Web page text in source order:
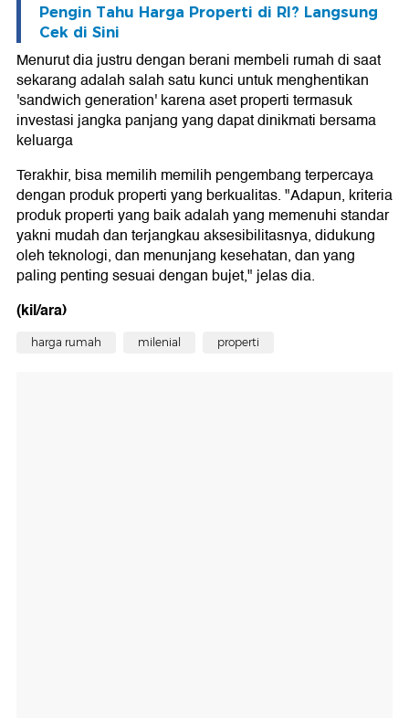
Pengin Tahu Harga Properti di RI? Langsung
Cek di Sini
Menurut dia justru dengan berani membeli rumah di saat
sekarang adalah salah satu kunci untuk menghentikan
'sandwich generation' karena aset properti termasuk
investasi jangka panjang yang dapat dinikmati bersama
keluarga
Terakhir, bisa memilih memilih pengembang terpercaya
dengan produk properti yang berkualitas. "Adapun, kriteria
produk properti yang baik adalah yang memenuhi standar
yakni mudah dan terjangkau aksesibilitasnya, didukung
oleh teknologi, dan menunjang kesehatan, dan yang
paling penting sesuai dengan bujet," jelas dia.
(kil/ara)
harga rumah milenial properti